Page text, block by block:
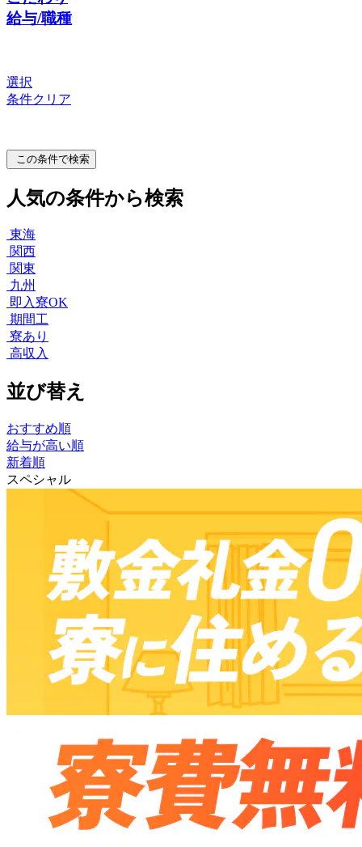
給与/職種
選択
条件クリア
この条件で検索
人気の条件から検索
東海
関西
関東
九州
即入寮OK
期間工
寮あり
高収入
並び替え
おすすめ順
給与が高い順
新着順
スペシャル